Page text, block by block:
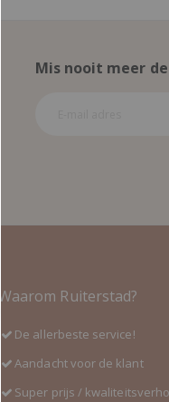
Mis nooit meer
Waarom Ruiterstad?
De allerbeste service!
Aandacht voor de klant
Super prijs /